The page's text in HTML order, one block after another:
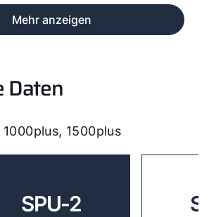
Mehr anzeigen
Daten
1500plus
SPU-2